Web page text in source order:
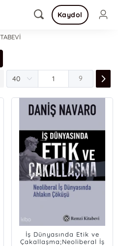
Kaydol
9
İş Dünyasında Etik ve
Çakallaşma;Neoliberal İş